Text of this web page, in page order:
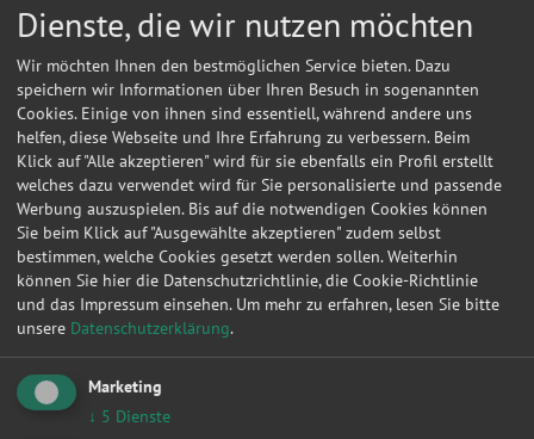
Kontakt
Berthold, Pamp
Dienste, die wir nutzen möchten
Wir möchten Ihnen den bestmöglichen Service bieten. Dazu
speichern wir Informationen über Ihren Besuch in sogenannten
Cookies. Einige von ihnen sind essentiell, während andere uns
helfen, diese Webseite und Ihre Erfahrung zu verbessern. Beim
Klick auf "Alle akzeptieren" wird für sie ebenfalls ein Profil erstellt
welches dazu verwendet wird für Sie personalisierte und passende
Werbung auszuspielen. Bis auf die notwendigen Cookies können
Sie beim Klick auf "Ausgewählte akzeptieren" zudem selbst
bestimmen, welche Cookies gesetzt werden sollen. Weiterhin
können Sie hier die Datenschutzrichtlinie, die Cookie-Richtlinie
und das Impressum einsehen. Um mehr zu erfahren, lesen Sie bitte
unsere Datenschutzerklärung.
Marketing
↓ 5 Dienste